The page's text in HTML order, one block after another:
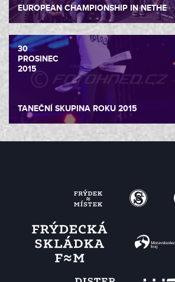
EUROPEAN CHAMPIONSHIP IN NETHE
30
PROSINEC
2015
TANEČNÍ SKUPINA ROKU 2015